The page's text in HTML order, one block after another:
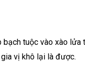
bạch tuộc vào xào
vị khô lại là được.